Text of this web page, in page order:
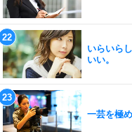
いらいら
いい。
一芸を極